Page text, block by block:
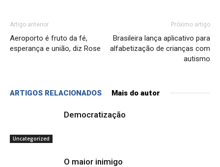
Artigo anterior
Aeroporto é fruto da fé,
esperança e união, diz Rose
Próximo artigo
Brasileira lança aplicativo para
alfabetização de crianças com
autismo
ARTIGOS RELACIONADOS Mais do autor
Uncategorized
Democratização
O maior inimigo